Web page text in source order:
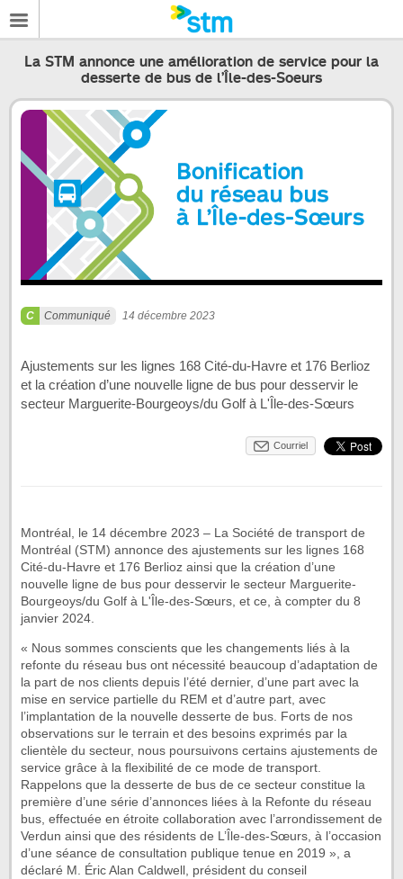
La STM annonce une amélioration de service pour la
desserte de bus de l’Île-des-Soeurs
Communiqué 14 décembre 2023
Ajustements sur les lignes 168 Cité-du-Havre et 176 Berlioz
et la création d’une nouvelle ligne de bus pour desservir le
secteur Marguerite-Bourgeoys/du Golf à L'Île-des-Sœurs
Courriel
Montréal, le 14 décembre 2023 – La Société de transport de
Montréal (STM) annonce des ajustements sur les lignes 168
Cité-du-Havre et 176 Berlioz ainsi que la création d’une
nouvelle ligne de bus pour desservir le secteur Marguerite-
Bourgeoys/du Golf à L'Île-des-Sœurs, et ce, à compter du 8
janvier 2024.
« Nous sommes conscients que les changements liés à la
refonte du réseau bus ont nécessité beaucoup d’adaptation de
la part de nos clients depuis l’été dernier, d’une part avec la
mise en service partielle du REM et d’autre part, avec
l’implantation de la nouvelle desserte de bus. Forts de nos
observations sur le terrain et des besoins exprimés par la
clientèle du secteur, nous poursuivons certains ajustements de
service grâce à la flexibilité de ce mode de transport.
Rappelons que la desserte de bus de ce secteur constitue la
première d’une série d’annonces liées à la Refonte du réseau
bus, effectuée en étroite collaboration avec l’arrondissement de
Verdun ainsi que des résidents de L’Île-des-Sœurs, à l’occasion
d’une séance de consultation publique tenue en 2019 », a
déclaré M. Éric Alan Caldwell, président du conseil